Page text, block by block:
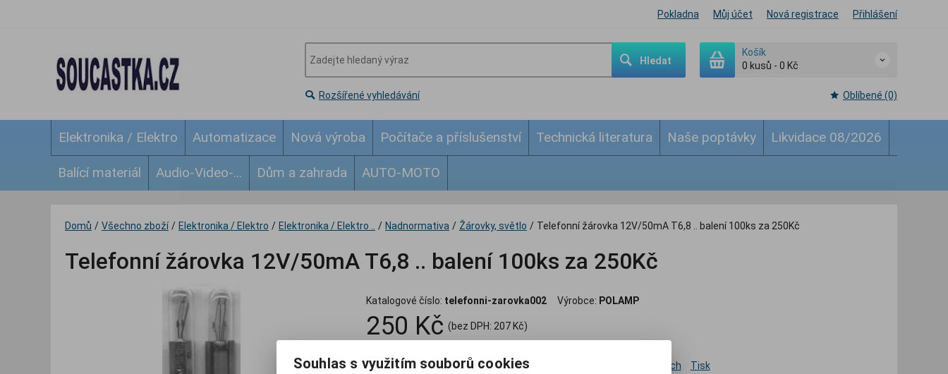
Pokladna Můj účet Nová registrace Přihlášení
Hledat
Košík
0 kusů - 0 Kč
Rozšířené vyhledávání Oblíbené (0)
Elektronika / Elektro Automatizace Nová výroba Počítače a příslušenství Technická literatura Naše poptávky Likvidace 08/2026
Balící materiál Audio-Video-... Dům a zahrada AUTO-MOTO
Domů / Všechno zboží / Elektronika / Elektro / Elektronika / Elektro .. / Nadnormativa / Žárovky, světlo / Telefonní žárovka 12V/50mA T6,8 .. balení 100ks za 250Kč
Telefonní žárovka 12V/50mA T6,8 .. balení 100ks za 250Kč
Katalogové číslo: telefonni-zarovka002 Výrobce: POLAMP
250 Kč (bez DPH: 207 Kč)

balení Koupit Přidat do oblíbených Tisk
Souhlas s využitím souborů cookies